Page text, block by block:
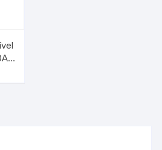
|